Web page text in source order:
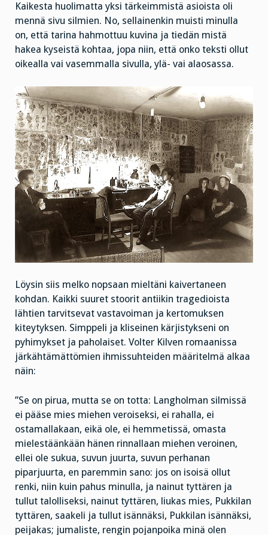
Kaikesta huolimatta yksi tärkeimmistä asioista oli
mennä sivu silmien. No, sellainenkin muisti minulla
on, että tarina hahmottuu kuvina ja tiedän mistä
hakea kyseistä kohtaa, jopa niin, että onko teksti ollut
oikealla vai vasemmalla sivulla, ylä- vai alaosassa.
Löysin siis melko nopsaan mieltäni kaivertaneen
kohdan. Kaikki suuret stoorit antiikin tragedioista
lähtien tarvitsevat vastavoiman ja kertomuksen
kiteytyksen. Simppeli ja kliseinen kärjistykseni on
pyhimykset ja paholaiset. Volter Kilven romaanissa
järkähtämättömien ihmissuhteiden määritelmä alkaa
näin:
”Se on pirua, mutta se on totta: Langholman silmissä
ei pääse mies miehen veroiseksi, ei rahalla, ei
ostamallakaan, eikä ole, ei hemmetissä, omasta
mielestäänkään hänen rinnallaan miehen veroinen,
ellei ole sukua, suvun juurta, suvun perhanan
piparjuurta, en paremmin sano: jos on isoisä ollut
renki, niin kuin pahus minulla, ja nainut tyttären ja
tullut talolliseksi, nainut tyttären, liukas mies, Pukkilan
tyttären, saakeli ja tullut isännäksi, Pukkilan isännäksi,
peijakas; jumaliste, rengin pojanpoika minä olen